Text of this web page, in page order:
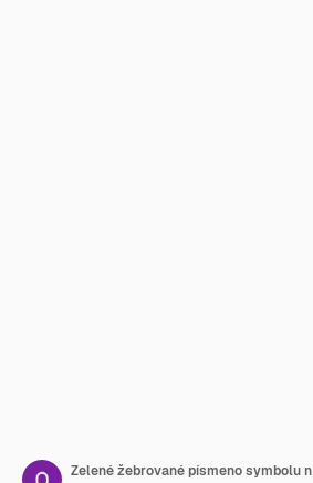
Zelené žebrované písmeno symbolu n